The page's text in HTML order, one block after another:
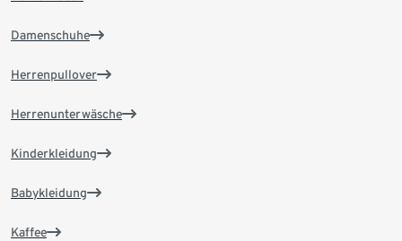
Damenschuhe
Herrenpullover
Herrenunterwäsche
Kinderkleidung
Babykleidung
Kaffee